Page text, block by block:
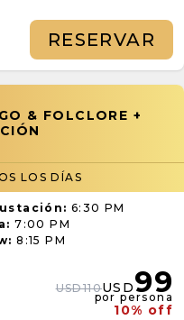
RESERVAR
& FOLCLORE +
LOS DÍAS
6:30 PM
7:00 PM
8:15 PM
USD110USD99
por persona
10% off